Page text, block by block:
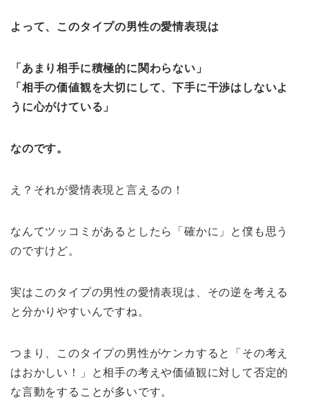
よって、このタイプの男性の愛情表現は
「あまり相手に積極的に関わらない」
「相手の価値観を大切にして、下手に干渉はしないよ
うに心がけている」
なのです。
え？それが愛情表現と言えるの！
なんてツッコミがあるとしたら「確かに」と僕も思う
のですけど。
実はこのタイプの男性の愛情表現は、その逆を考える
と分かりやすいんですね。
つまり、このタイプの男性がケンカすると「その考え
はおかしい！」と相手の考えや価値観に対して否定的
な言動をすることが多いです。